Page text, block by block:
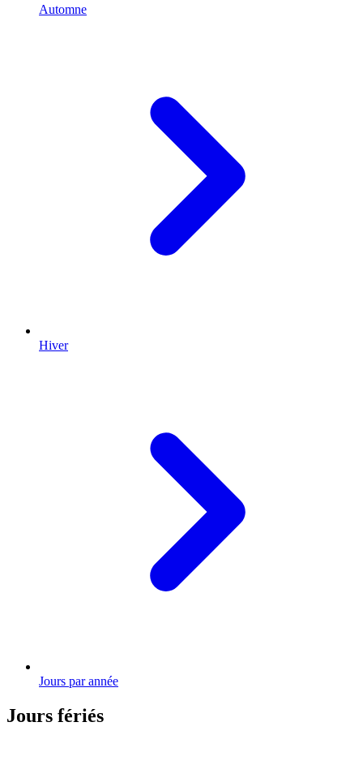
Automne
Hiver
Jours par année
Jours fériés